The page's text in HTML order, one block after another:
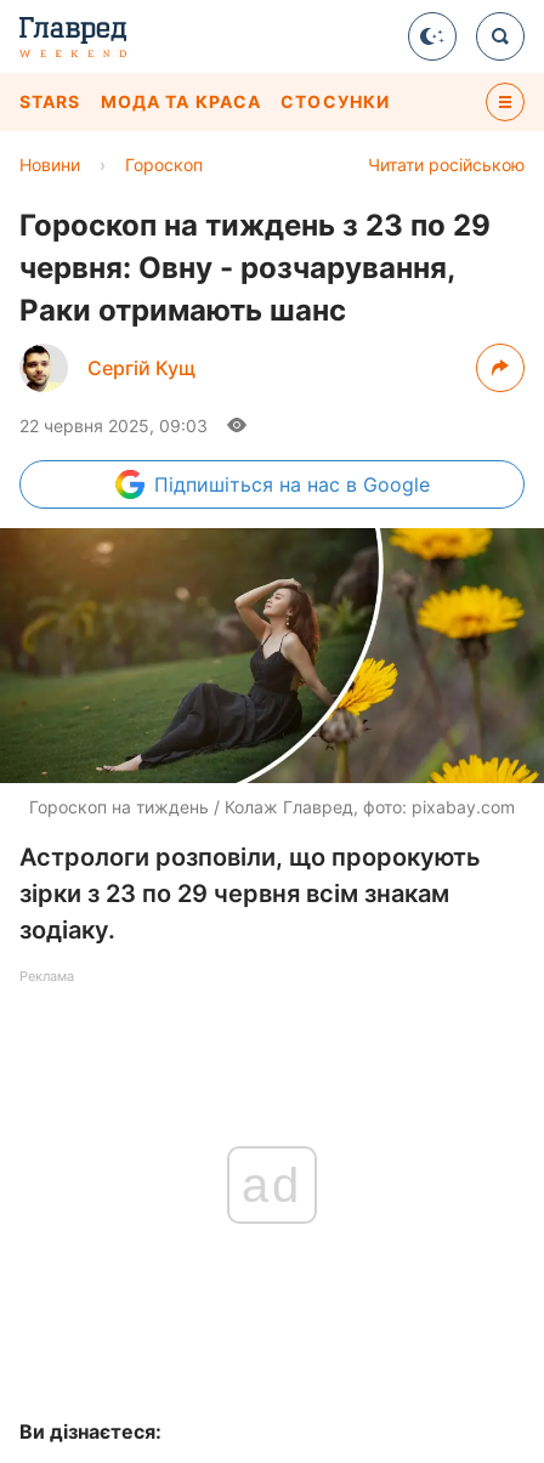
STARS МОДА ТА КРАСА СТОСУНКИ
Читати російською
Новини › Гороскоп
Гороскоп на тиждень з 23 по 29
червня: Овну - розчарування,
Раки отримають шанс
Сергій Кущ
22 червня 2025, 09:03
Підпишіться на нас в Google
Гороскоп на тиждень / Колаж Главред, фото: pixabay.com
Астрологи розповіли, що пророкують
зірки з 23 по 29 червня всім знакам
зодіаку.
Реклама
ad
Ви дізнаєтеся: